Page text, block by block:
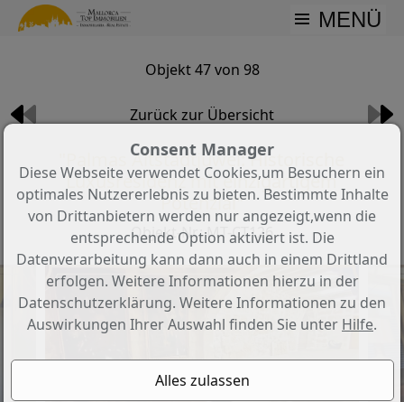
MENÜ
Objekt 47 von 98
Zurück zur Übersicht
"Palmas Altstadtjuwel: Historische
Luxusresidenz mit einzigartigem
Potenzial"
Objekt-Nr.: MT-CT126
Consent Manager
Diese Webseite verwendet Cookies,um Besuchern ein
optimales Nutzererlebnis zu bieten. Bestimmte Inhalte
von Drittanbietern werden nur angezeigt,wenn die
entsprechende Option aktiviert ist. Die
Datenverarbeitung kann dann auch in einem Drittland
erfolgen. Weitere Informationen hierzu in der
Datenschutzerklärung. Weitere Informationen zu den
Auswirkungen Ihrer Auswahl finden Sie unter Hilfe.